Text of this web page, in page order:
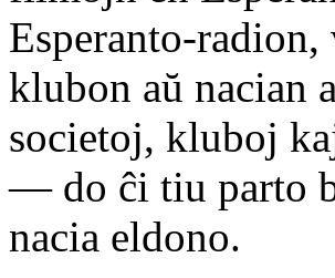
Esperanto-
klubon aŭ nacian
societoj, kluboj
— do ĉi tiu parto
nacia eldono.